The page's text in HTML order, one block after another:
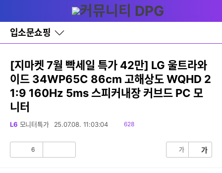
와
홈
입소문쇼핑
바
로
기
레
이
창
[지마켓 7월 빡세일 특가 42만] LG 울트라와
이드 34WP65C 86cm 고해상도 WQHD 2
1:9 160Hz 5ms 스피커내장 커브드 PC 모
니터
L6 모니터특가 25.07.08. 11:03:04
읽
628
6 가 가